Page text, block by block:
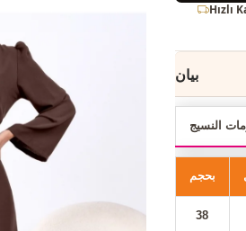
Hızlı
بيان
النسيج
بحجم
38